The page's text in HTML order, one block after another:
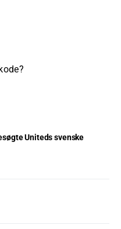
Uniteds svenske